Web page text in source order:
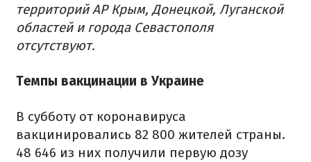
территорий АР Крым, Донецкой, Луганской
областей и города Севастополя
отсутствуют.
Темпы вакцинации в Украине
В субботу от коронавируса
вакцинировались 82 800 жителей страны.
48 646 из них получили первую дозу